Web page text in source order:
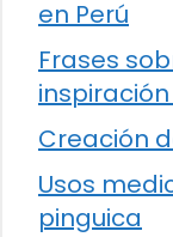
en Perú
Frases
Creación
Usos
pinguica